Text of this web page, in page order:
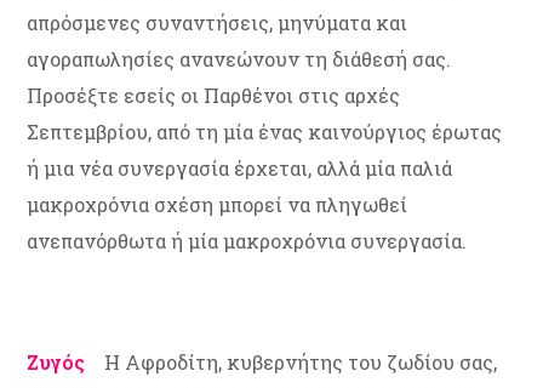
απρόσμενες συναντήσεις, μηνύματα και
αγοραπωλησίες ανανεώνουν τη διάθεσή σας.
Προσέξτε εσείς οι Παρθένοι στις αρχές
Σεπτεμβρίου, από τη μία ένας καινούργιος έρωτας
ή μια νέα συνεργασία έρχεται, αλλά μία παλιά
μακροχρόνια σχέση μπορεί να πληγωθεί
ανεπανόρθωτα ή μία μακροχρόνια συνεργασία.
Ζυγός Η Αφροδίτη, κυβερνήτης του ζωδίου σας,